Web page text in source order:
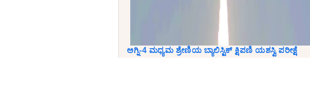
ಅಗ್ನಿ-4 ಮಧ್ಯಮ ಶ್ರೇಣಿಯ ಬ್ಯಾಲಿಸ್ಟಿಕ್ ಕ್ಷಿಪಣಿ ಯಶಸ್ವಿ ಪರೀಕ್ಷೆ